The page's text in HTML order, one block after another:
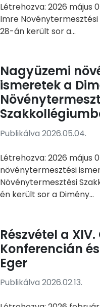
Létrehozva: 2026 május
Imre
28-án került sor a...
Nagyüzemi
ismeretek a
Publikálva 2026.05.04.
Létrehozva: 2026 május
növénytermesztési
Növénytermesztési
én került sor a Dimény...
Részvétel a
Konferencián
Eger
Publikálva 2026.02.13.